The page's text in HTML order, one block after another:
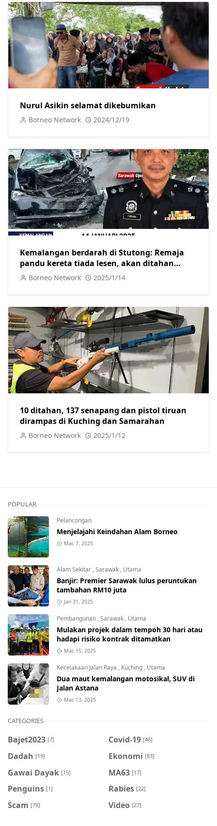
Nurul Asikin selamat dikebumikan
Borneo Network 2024/12/19
Kemalangan berdarah di Stutong: Remaja
pandu kereta tiada lesen, akan ditahan
selepas dirawat
Borneo Network 2025/1/14
10 ditahan, 137 senapang dan pistol tiruan
dirampas di Kuching dan Samarahan
Borneo Network 2025/1/12
POPULAR
Pelancongan
Menjelajahi Keindahan Alam Borneo
Mac 7, 2025
Alam Sekitar ,Sarawak , Utama
Banjir: Premier Sarawak lulus peruntukan
tambahan RM10 juta
Jan 31, 2025
Pembangunan ,Sarawak , Utama
Mulakan projek dalam tempoh 30 hari atau
hadapi risiko kontrak ditamatkan
Mac 15, 2025
Kecelakaan Jalan Raya , Kuching , Utama
Dua maut kemalangan motosikal, SUV di
Jalan Astana
Mac 13, 2025
CATEGORIES
Bajet2023 [7] Covid-19 [46]
Dadah [19] Ekonomi [83]
Gawai Dayak [15] MA63 [17]
Penguins [1] Rabies [22]
Scam [78] Video [27]